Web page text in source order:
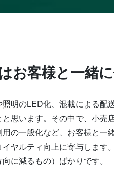
お客様と一緒
明のLED化、混載による
思います。その中で、小
の一般化など、お客様と
ヤルティ向上に寄与しま
に減るもの）ばかりです。